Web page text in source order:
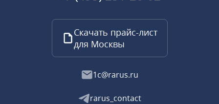
Скачать прайс-лист
для Москвы
1c@rarus.ru
rarus_contact